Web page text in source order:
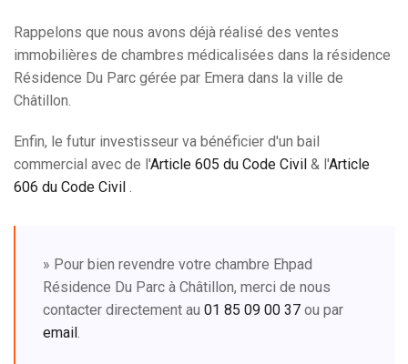
Rappelons que nous avons déjà réalisé des ventes
immobilières de chambres médicalisées dans la résidence
Résidence Du Parc gérée par Emera dans la ville de
Châtillon.
Enfin, le futur investisseur va bénéficier d'un bail
commercial avec de l'Article 605 du Code Civil & l'Article
606 du Code Civil
» Pour bien revendre votre chambre Ehpad
Résidence Du Parc à Châtillon, merci de nous
contacter directement au 01 85 09 00 37 ou par
email